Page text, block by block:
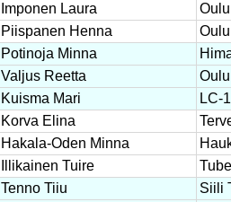
Imponen Laura
Oulu
Piispanen Henna
Oulu
Potinoja Minna
Valjus Reetta
Oulu
Kuisma Mari
LC-
Korva Elina
Hakala-Oden Minna
Illikainen Tuire
Tenno Tiiu
Siili